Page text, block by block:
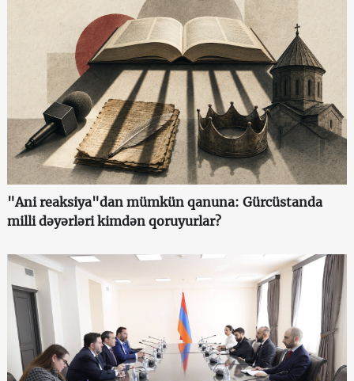
"Ani reaksiya"dan mümkün qanuna: Gürcüstanda
milli dəyərləri kimdən qoruyurlar?